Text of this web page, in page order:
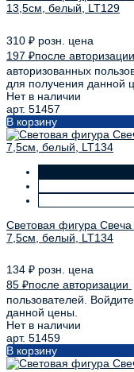
13,5см, белый, LT129
310 ₽ розн. цена
197 ₽после авторизации
авторизованных
для получения данной
Нет в наличии
арт. 51457
В корзину
Световая фигура
7,5см, белый, LT134
134 ₽ розн. цена
85 ₽после авторизации
пользователей.
данной цены.
Нет в наличии
арт. 51459
В корзину